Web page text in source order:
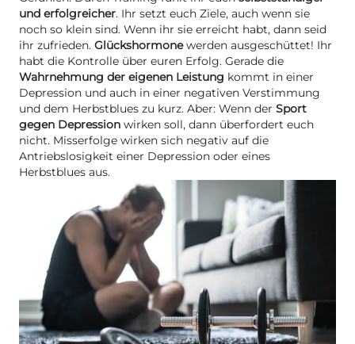
und erfolgreicher. Ihr setzt euch Ziele, auch wenn sie
noch so klein sind. Wenn ihr sie erreicht habt, dann seid
ihr zufrieden. Glückshormonewerden ausgeschüttet! Ihr
habt die Kontrolle über euren Erfolg. Gerade die
Wahrnehmung der eigenen Leistung kommt in einer
Depression und auch in einer negativen Verstimmung
und dem Herbstblues zu kurz. Aber: Wenn der Sport
gegen Depression wirken soll, dann überfordert euch
nicht. Misserfolge wirken sich negativ auf die
Antriebslosigkeit einer Depression oder eines
Herbstblues aus.